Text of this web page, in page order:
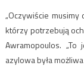
„Oczywiście
którzy potrzebują
Awramopoulos.
azylowa była